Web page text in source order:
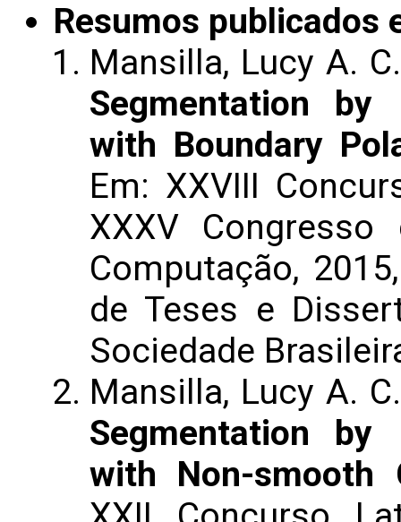
Resumos publicados
Mansilla, Lucy A.
Segmentation by
with Boundary
Em: XXVIII
XXXV
Computação,
de Teses e
Sociedade
Mansilla, Lucy A.
Segmentation by
with Non-smooth